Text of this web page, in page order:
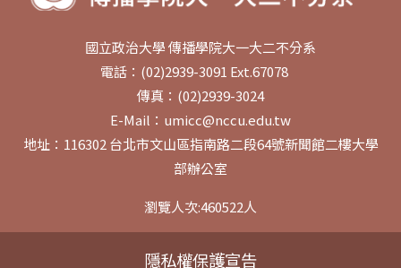
國立政治大學 傳播學院大一大二不分系
電話：(02)2939-3091 Ext.67078
傳真：(02)2939-3024
E-Mail：umicc@nccu.edu.tw
地址：116302 台北市文山區指南路二段64號新聞館二樓大學
部辦公室
瀏覽人次:460522人
隱私權保護宣告